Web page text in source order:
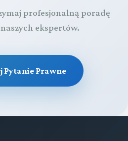
profesjonalną poradę
ekspertów.
Pytanie Prawne